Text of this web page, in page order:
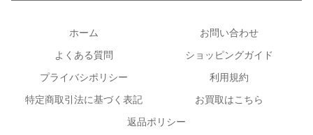
※ゴローズの新品画像につきましては画像を転用してお
ります。新品レザー商品のビーズに関しては画像と異な
る場合がございます。また、色指定は出来かねますので
ホーム
お問い合わせ
よくある質問
ショッピングガイド
プライバシポリシー
利用規約
特定商取引法に基づく表記
お買取はこちら
返品ポリシー